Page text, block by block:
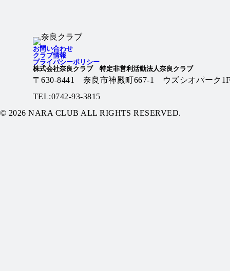
お問い合わせ
クラブ情報
プライバシーポリシー
株式会社奈良クラブ 特定非営利活動法人奈良クラブ
〒630-8441 奈良市神殿町667-1
ウズシオパーク
TEL:0742-93-3815
© 2026 NARA CLUB ALL RIGHTS RESERVED.